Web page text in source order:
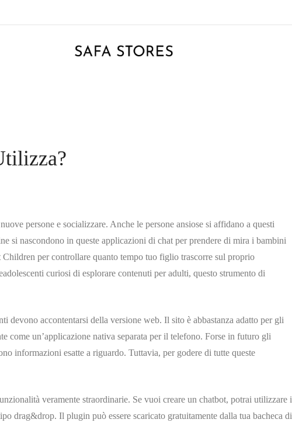
persone e socializzare. Anche le persone ansiose si affidano a questi
si nascondono in queste applicazioni di chat per prendere di mira i bambini
per controllare quanto tempo tuo figlio trascorre sul proprio
curiosi di esplorare contenuti per adulti, questo strumento di
devono accontentarsi della versione web. Il sito è abbastanza adatto per gli
come un’applicazione nativa separata per il telefono. Forse in futuro gli
informazioni esatte a riguardo. Tuttavia, per godere di tutte queste
veramente straordinarie. Se vuoi creare un chatbot, potrai utilizzare i
drag&drop. Il plugin può essere scaricato gratuitamente dalla tua bacheca di